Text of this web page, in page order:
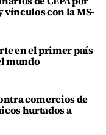
con la MS-
en el primer país
mundo
comercios de
hurtados a